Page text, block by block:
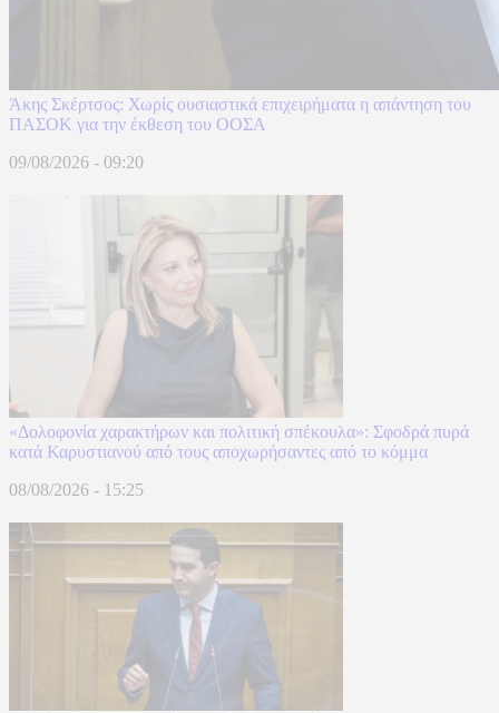
Άκης Σκέρτσος: Χωρίς ουσιαστικά επιχειρήματα η απάντηση του
ΠΑΣΟΚ για την έκθεση του ΟΟΣΑ
09/08/2026 - 09:20
«Δολοφονία χαρακτήρων και πολιτική σπέκουλα»: Σφοδρά πυρά
κατά Καρυστιανού από τους αποχωρήσαντες από το κόμμα
08/08/2026 - 15:25